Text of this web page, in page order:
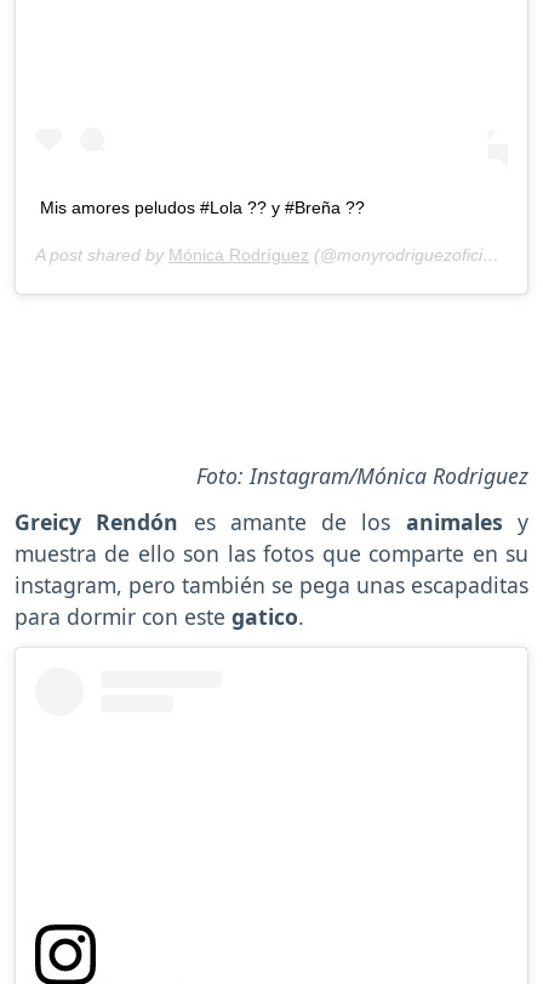
Mis amores peludos #Lola ?? y #Breña ??
A post shared by Mónica Rodríguez (@monyrodriguezoficial) on
Foto: Instagram/Mónica Rodriguez
Greicy Rendón es amante de los animalesy
muestra de ello son las fotos que comparte en su
instagram, pero también se pega unas escapaditas
para dormir con este gatico.